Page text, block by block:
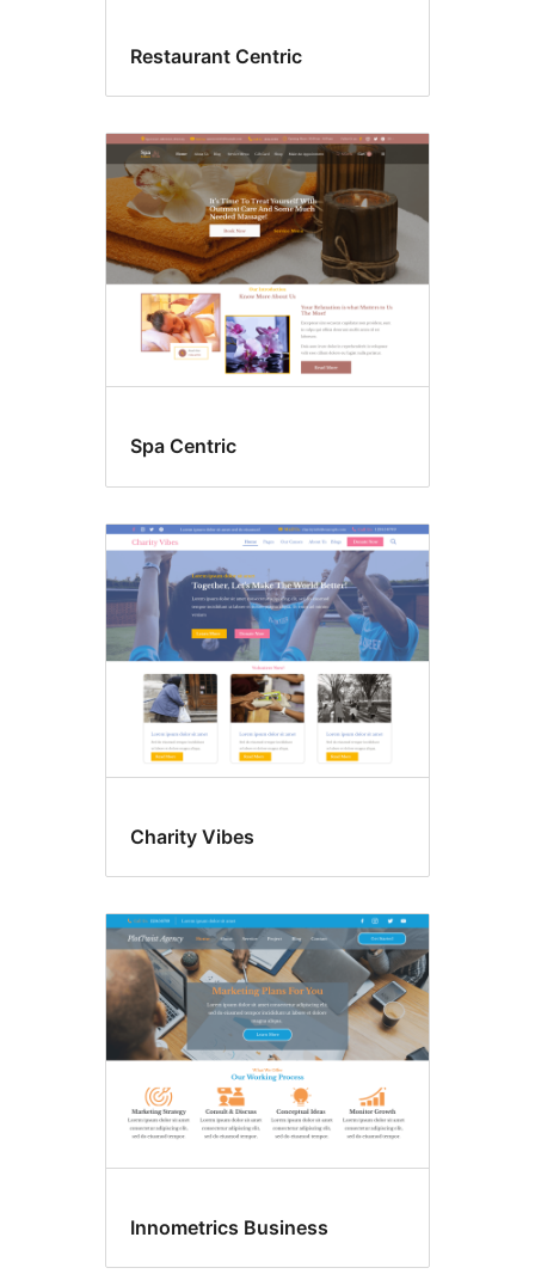
Restaurant Centric
Spa Centric
Charity Vibes
Innometrics Business